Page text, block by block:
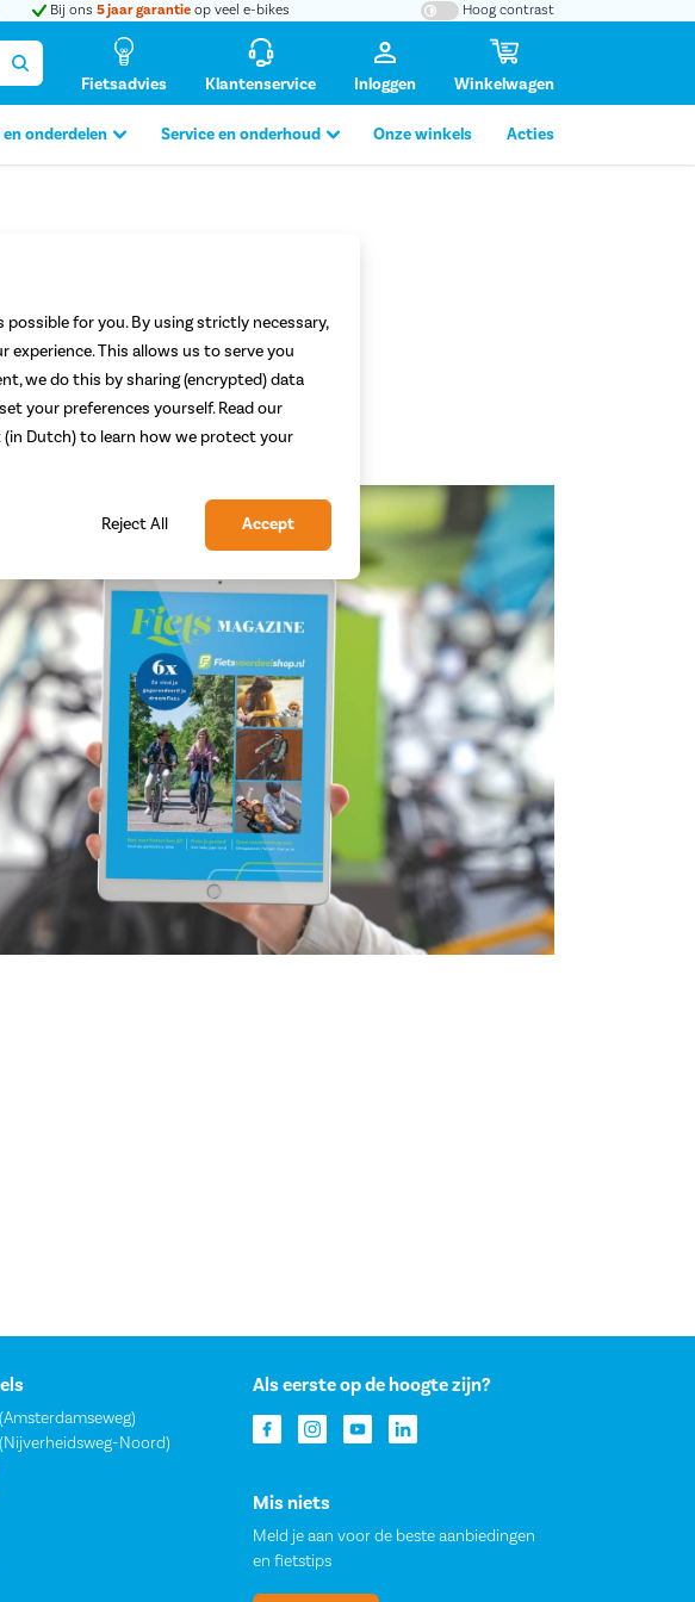
Bij ons 5 jaar garantie op veel e-bikes Hoog contrast
Fietsadvies Klantenservice Inloggen Winkelwagen
onderdelen Service en onderhoud Onze winkels Acties
Noord)
Als eerste op de hoogte zijn?
Mis niets
Meld je aan voor de beste aanbiedingen
en fietstips
for you. By using strictly necessary,
experience. This allows us to serve you
we do this by sharing (encrypted) data
your preferences yourself. Read our
Dutch) to learn how we protect your
Reject All Accept